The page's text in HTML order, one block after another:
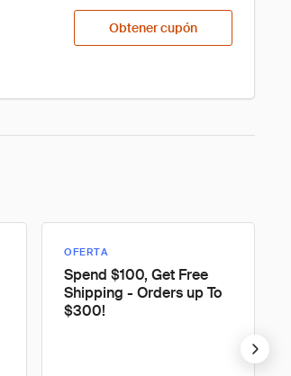
Obtener cupón
OFERTA
Spend $100, Get Free
Shipping - Orders up To
$300!